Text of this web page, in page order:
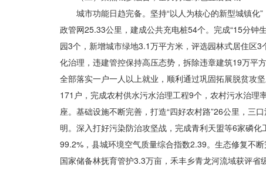
城市功能日趋完备。坚持“以人为核心的新型城镇
政管网25.33公里，建成公共充电桩54个。完成“15分钟
园3个，新增城市绿地3.1万平方米，评选园林式居住区
化治理，违建管控保持高压态势，拆除违章建筑19万平
全部落实一户一人以上就业，顺利通过巩固拓展脱贫攻
171户，完成农村供水污水治理工程9个，农村污水治
座。基础设施不断完善，打造“四好农村路”26公里，三
明。深入打好污染防治攻坚战，完成青利天盟等6家磷
99.2%，县城环境空气质量综合指数2.39。生态修复不
国家储备林抚育管护3.3万亩，禾丰乡青龙河流域获评省